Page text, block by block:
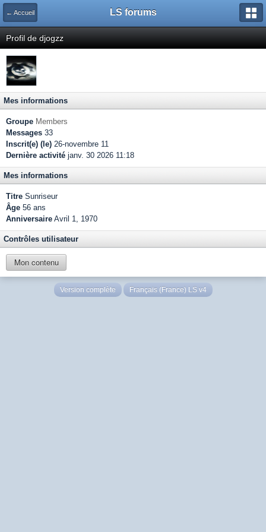
← Accueil LS forums
Profil de djogzz
Mes informations
Groupe Members
Messages 33
Inscrit(e) (le) 26-novembre 11
Dernière activité janv. 30 2026 11:18
Mes informations
Titre Sunriseur
Âge 56 ans
Anniversaire Avril 1, 1970
Contrôles utilisateur
Mon contenu
Version complète Français (France) LS v4